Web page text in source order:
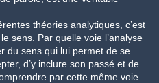
théories analytiques, c’est
sens. Par quelle voie l’analyse
du sens qui lui permet de se
d’y inclure son passé et de
par cette même voie